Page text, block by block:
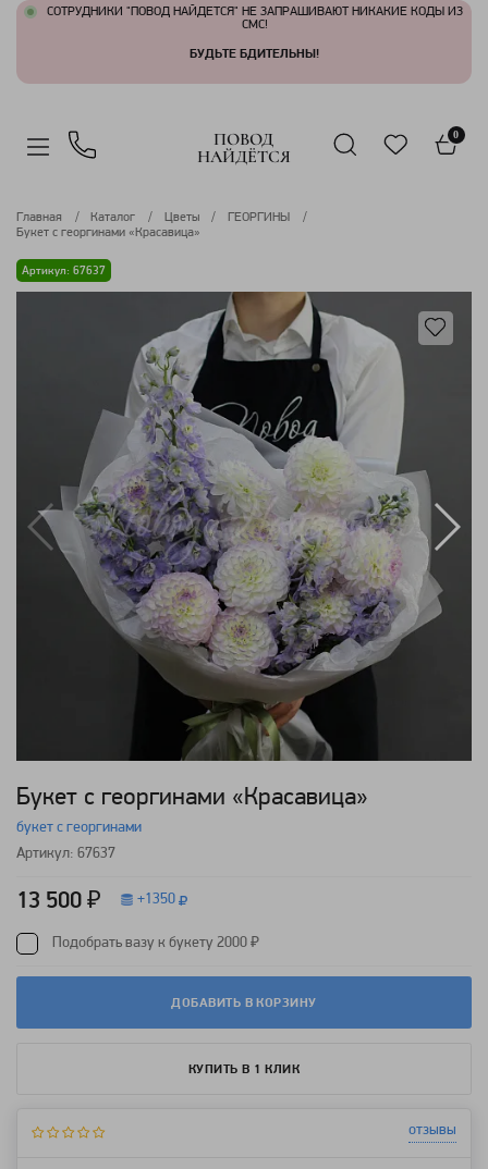
СОТРУДНИКИ "ПОВОД НАЙДЕТСЯ" НЕ ЗАПРАШИВАЮТ НИКАКИЕ КОДЫ ИЗ
СМС!
БУДЬТЕ БДИТЕЛЬНЫ!
ПОВОД
НАЙДЁТСЯ
0
Главная Каталог Цветы
ГЕОРГИНЫ
Букет с георгинами «Красавица»
Артикул: 67637
Букет с георгинами «Красавица»
букет с георгинами
Артикул: 67637
13 500 ₽ +1350
Подобрать вазу к букету 2000 ₽
ДОБАВИТЬ В КОРЗИНУ
КУПИТЬ В 1 КЛИК
отзывы